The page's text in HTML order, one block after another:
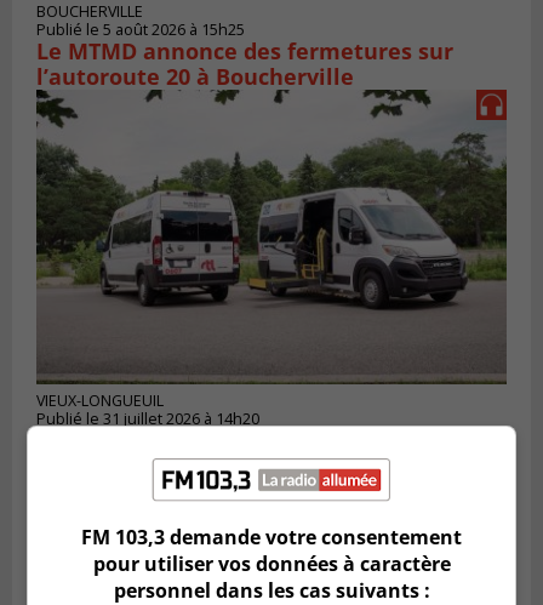
BOUCHERVILLE
Publié le 5 août 2026 à 15h25
Le MTMD annonce des fermetures sur
l’autoroute 20 à Boucherville
VIEUX-LONGUEUIL
Publié le 31 juillet 2026 à 14h20
transport adapté
FM 103,3 demande votre consentement
pour utiliser vos données à caractère
personnel dans les cas suivants :